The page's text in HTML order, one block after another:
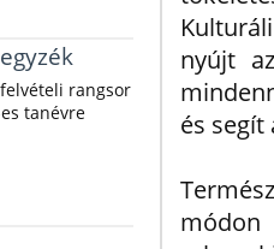
rangsor
tanévre
nyújt
és
módon